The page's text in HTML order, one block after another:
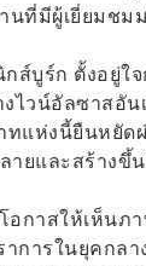
ที่มีผู้เยี่ยมชมม
ส์บูร์ก ตั้งอยู่ใ
งไวน์อัลซาสอั
ทแห่งนี้ยืนหยัด
ายและสร้างขึ้
อกาสให้เห็นภ
การในยุคกลา